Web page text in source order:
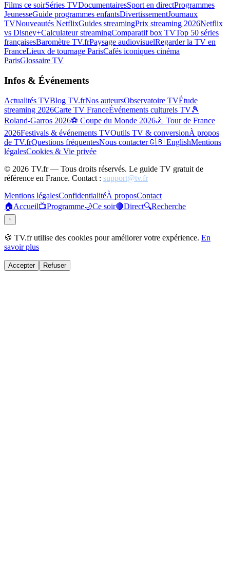
Films ce soirSéries TVDocumentairesSport en directProgrammes
JeunesseGuide programmes enfantsDivertissementJournaux
TVNouveautés NetflixGuides streamingPrix streaming 2026Netflix
vs Disney+Calculateur streamingComparatif box TVTop 50 séries
françaisesBaromètre TV.frPaysage audiovisuelRegarder la TV en
FranceLieux de tournage ParisCafés iconiques cinéma
ParisGlossaire TV
Infos & Événements
Actualités TVBlog TV.frNos auteursObservatoire TVÉtude
streaming 2026Carte TV FranceÉvénements culturels TV🎾
Roland-Garros 2026⚽ Coupe du Monde 2026🚴 Tour de France
2026Festivals & événements TVOutils TV & conversionÀ propos
de TV.frQuestions fréquentesNous contacter🇬🇧 EnglishMentions
légalesCookies & Vie privée
© 2026 TV.fr — Tous droits réservés. Le guide TV gratuit de
référence en France. Contact : support@tv.fr
Mentions légalesConfidentialitéÀ proposContact
🏠Accueil📺Programme🌙Ce soir🔴Direct🔍Recherche
↑
🍪 TV.fr utilise des cookies pour améliorer votre expérience. En
savoir plus
Accepter Refuser